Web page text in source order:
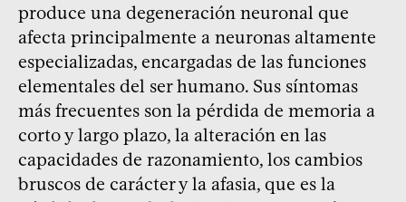
produce una degeneración neuronal que
afecta principalmente a neuronas altamente
especializadas, encargadas de las funciones
elementales del ser humano. Sus síntomas
más frecuentes son la pérdida de memoria a
corto y largo plazo, la alteración en las
capacidades de razonamiento, los cambios
bruscos de carácter y la afasia, que es la